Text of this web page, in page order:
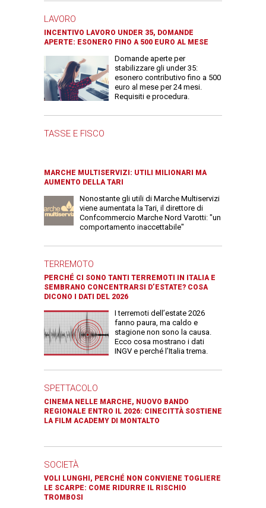
LAVORO
INCENTIVO LAVORO UNDER 35, DOMANDE
APERTE: ESONERO FINO A 500 EURO AL MESE
Domande aperte per
stabilizzare gli under 35:
esonero contributivo fino a 500
euro al mese per 24 mesi.
Requisiti e procedura.
TASSE E FISCO
MARCHE MULTISERVIZI: UTILI MILIONARI MA
AUMENTO DELLA TARI
Nonostante gli utili di Marche Multiservizi
viene aumentata la Tari, il direttore di
Confcommercio Marche Nord Varotti: "un
comportamento inaccettabile"
TERREMOTO
PERCHÉ CI SONO TANTI TERREMOTI IN ITALIA E
SEMBRANO CONCENTRARSI D’ESTATE? COSA
DICONO I DATI DEL 2026
I terremoti dell’estate 2026
fanno paura, ma caldo e
stagione non sono la causa.
Ecco cosa mostrano i dati
INGV e perché l’Italia trema.
SPETTACOLO
CINEMA NELLE MARCHE, NUOVO BANDO
REGIONALE ENTRO IL 2026: CINECITTÀ SOSTIENE
LA FILM ACADEMY DI MONTALTO
SOCIETÀ
VOLI LUNGHI, PERCHÉ NON CONVIENE TOGLIERE
LE SCARPE: COME RIDURRE IL RISCHIO
TROMBOSI